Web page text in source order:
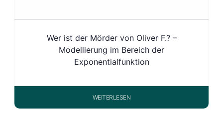
Wer ist der Mörder von Oliver F.? –
Modellierung im Bereich der
Exponentialfunktion
WEITERLESEN